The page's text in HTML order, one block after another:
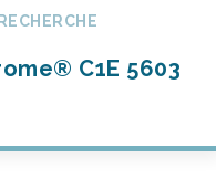
RECHERCHE
C1E 5603